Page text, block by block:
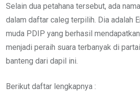
Selain dua petahana tersebut, ada
dalam daftar caleg terpilih. Dia adalah
muda PDIP yang berhasil
menjadi peraih suara terbanyak di
banteng dari dapil ini.
Berikut daftar lengkapnya :